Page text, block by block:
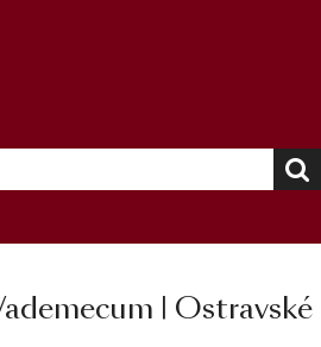
| Ostravské